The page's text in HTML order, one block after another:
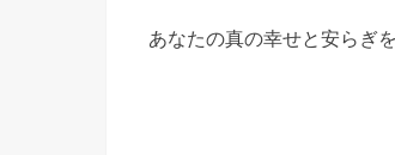
あなたの真の幸せと安らぎ